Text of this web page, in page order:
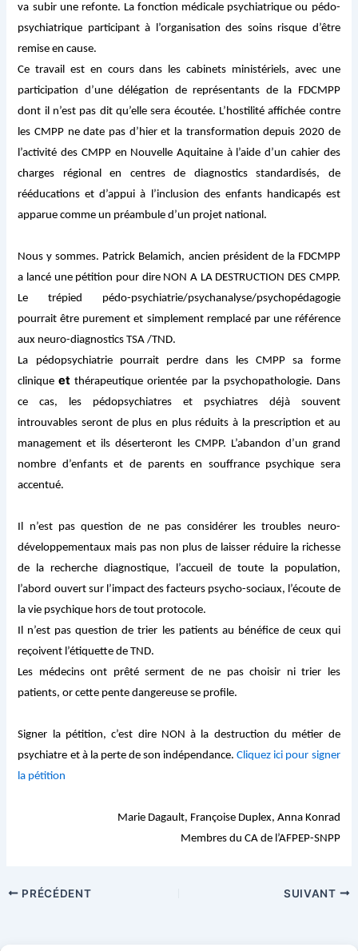
va subir une refonte. La fonction médicale psychiatrique ou pédo-
psychiatrique participant à l’organisation des soins risque d’être
remise en cause.
Ce travail est en cours dans les cabinets ministériels, avec une
participation d’une délégation de représentants de la FDCMPP
dont il n’est pas dit qu’elle sera écoutée. L’hostilité affichée contre
les CMPP ne date pas d’hier et la transformation depuis 2020 de
l’activité des CMPP en Nouvelle Aquitaine à l’aide d’un cahier des
charges régional en centres de diagnostics standardisés, de
rééducations et d’appui à l’inclusion des enfants handicapés est
apparue comme un préambule d’un projet national.
Nous y sommes. Patrick Belamich, ancien président de la FDCMPP
a lancé une pétition pour dire NON A LA DESTRUCTION DES CMPP.
Le trépied pédo-psychiatrie/psychanalyse/psychopédagogie
pourrait être purement et simplement remplacé par une référence
aux neuro-diagnostics TSA /TND.
La pédopsychiatrie pourrait perdre dans les CMPP sa forme
cliniqueet thérapeutique orientée par la psychopathologie. Dans
ce cas, les pédopsychiatres et psychiatres déjà souvent
introuvables seront de plus en plus réduits à la prescription et au
managementet ils déserteront les CMPP. L’abandon d’un grand
nombre d’enfants et de parents en souffrance psychique sera
accentué.
Il n’est pas question de ne pas considérer les troubles neuro-
développementaux mais pas non plus de laisser réduire la richesse
de la recherche diagnostique, l’accueil de toute la population,
l’abord ouvert sur l’impact des facteurs psycho-sociaux, l’écoute de
la vie psychique hors de tout protocole.
Il n’est pas question de trier les patients au bénéfice de ceux qui
reçoivent l’étiquette de TND.
Les médecins ont prêté serment de ne pas choisir ni trier les
patients, or cette pente dangereuse se profile.
Signer la pétition, c’est dire NON à la destruction du métier de
psychiatre et à la perte de son indépendance.Cliquez ici pour signer
la pétition
Marie Dagault, Françoise Duplex, Anna Konrad
Membres du CA de l’AFPEP-SNPP
PRÉCÉDENT SUIVANT